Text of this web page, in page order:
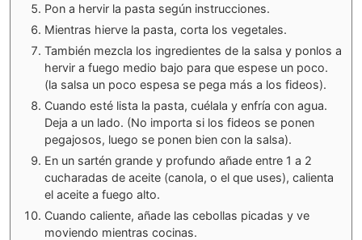
Pon a hervir la pasta según instrucciones.
Mientras hierve la pasta, corta los vegetales.
También mezcla los ingredientes de la salsa y ponlos a
hervir a fuego medio bajo para que espese un poco.
(la salsa un poco espesa se pega más a los fideos).
Cuando esté lista la pasta, cuélala y enfría con agua.
Deja a un lado. (No importa si los fideos se ponen
pegajosos, luego se ponen bien con la salsa).
En un sartén grande y profundo añade entre 1 a 2
cucharadas de aceite (canola, o el que uses), calienta
el aceite a fuego alto.
Cuando caliente, añade las cebollas picadas y ve
moviendo mientras cocinas.